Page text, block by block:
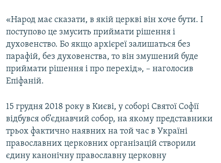
«Народ має сказати, в якій церкві він хоче бути. І
поступово це змусить приймати рішення і
духовенство. Бо якщо архієреї залишаться без
парафій, без духовенства, то він змушений буде
приймати рішення і про перехід», – наголосив
Епіфаній.
15 грудня 2018 року в Києві, у соборі Святої Софії
відбувся об’єднавчий собор, на якому представники
трьох фактично наявних на той час в Україні
православних церковних організацій створили
єдину канонічну православну церковну